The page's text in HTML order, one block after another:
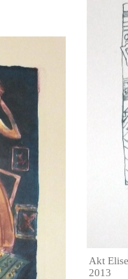
Akt Elise
2013